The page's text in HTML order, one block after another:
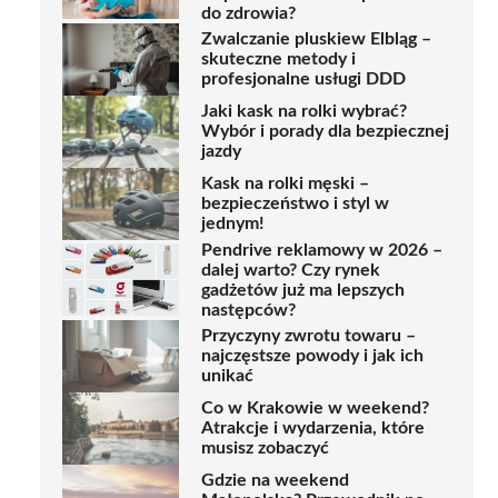
do zdrowia?
Zwalczanie pluskiew Elbląg –
skuteczne metody i
profesjonalne usługi DDD
Jaki kask na rolki wybrać?
Wybór i porady dla bezpiecznej
jazdy
Kask na rolki męski –
bezpieczeństwo i styl w
jednym!
Pendrive reklamowy w 2026 –
dalej warto? Czy rynek
gadżetów już ma lepszych
następców?
Przyczyny zwrotu towaru –
najczęstsze powody i jak ich
unikać
Co w Krakowie w weekend?
Atrakcje i wydarzenia, które
musisz zobaczyć
Gdzie na weekend